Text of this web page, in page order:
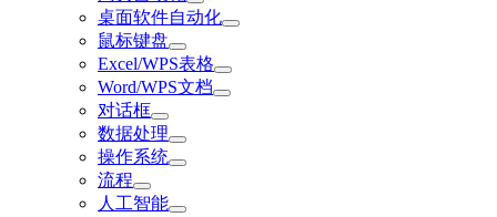
桌面软件自动化
鼠标键盘
Excel/WPS表格
Word/WPS文档
对话框
数据处理
操作系统
流程
人工智能